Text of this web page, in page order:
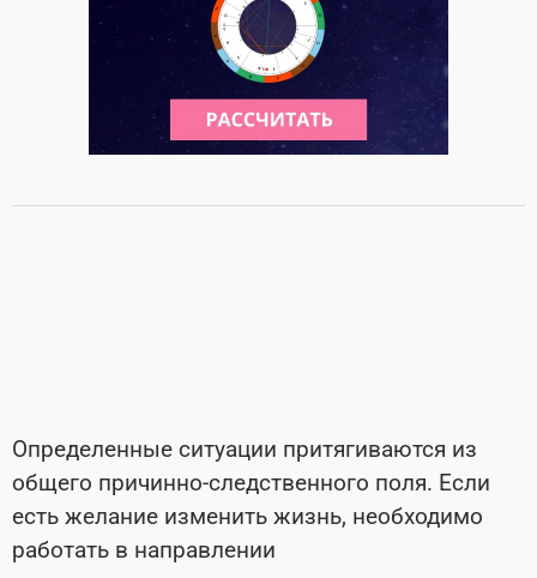
Определенные ситуации притягиваются из
общего причинно-следственного поля. Если
есть желание изменить жизнь, необходимо
работать в направлении